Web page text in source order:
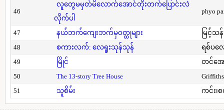
46
လူတွေမမှတ်မိလောက်အောင်တိုးတက်ပြောင်းလဲ
လိုက်ပါ
phyo
47 နယ်ဘက်ကျေးဘက်မှဝတ္ထုများ
မြင့်သန်
48
စကားလက်: လေရူးသုန်သုန်
ရစ်ပလ
49
မြိုင်
တင်အေ
50
The 13-story Tree House
51
သူစိမ်း ကင်း၊